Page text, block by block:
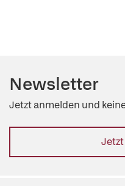
Newsletter
Jetzt anmelden und